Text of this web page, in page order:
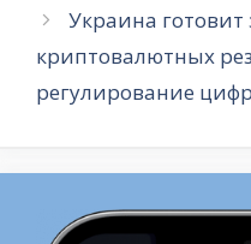
Украина готовит
криптовалютных
регулирование